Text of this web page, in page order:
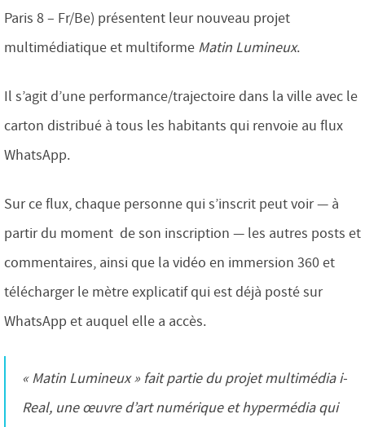
Paris 8 – Fr/Be) présentent leur nouveau projet
multimédiatique et multiforme Matin Lumineux.
Il s’agit d’une performance/trajectoire dans la ville avec le
carton distribué à tous les habitants qui renvoie au flux
WhatsApp.
Sur ce flux, chaque personne qui s’inscrit peut voir — à
partir du moment de son inscription — les autres posts et
commentaires, ainsi que la vidéo en immersion 360 et
télécharger le mètre explicatif qui est déjà posté sur
WhatsApp et auquel elle a accès.
« Matin Lumineux » fait partie du projet multimédia i-
Real, une œuvre d’art numérique et hypermédia qui